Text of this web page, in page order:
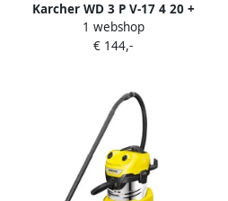
Karcher WD 3 P V-17 4 20 +
stofzuigerzakken (4x)
1 webshop
€ 144,-